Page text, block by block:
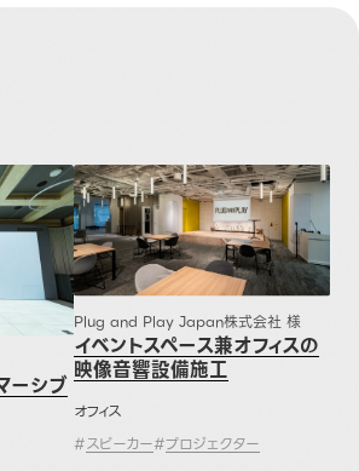
ーシブ設備施工
ーシブ
イベントスペース兼オフィスの映
Plug and Play Japan株式会社 様
イベントスペース兼オフィスの
映像音響設備施工
オフィス
#スピーカー#プロジェクター